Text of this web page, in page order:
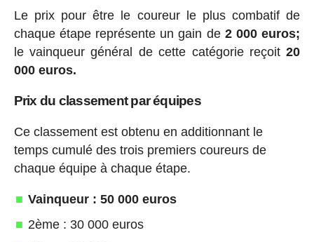
Le prix pour être le coureur le plus combatif de
chaque étape représente un gain de 2 000 euros;
le vainqueur général de cette catégorie reçoit20
000 euros.
Prix du classement par équipes
Ce classement est obtenu en additionnant le
temps cumulé des trois premiers coureurs de
chaque équipe à chaque étape.
Vainqueur : 50 000 euros
2ème : 30 000 euros